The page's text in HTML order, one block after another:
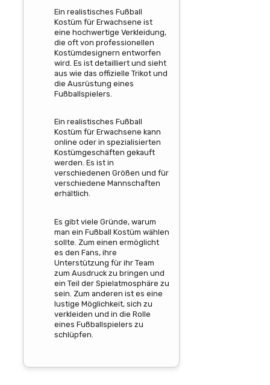
Ein realistisches Fußball
Kostüm für Erwachsene ist
eine hochwertige Verkleidung,
die oft von professionellen
Kostümdesignern entworfen
wird. Es ist detailliert und sieht
aus wie das offizielle Trikot und
die Ausrüstung eines
Fußballspielers.
Ein realistisches Fußball
Kostüm für Erwachsene kann
online oder in spezialisierten
Kostümgeschäften gekauft
werden. Es ist in
verschiedenen Größen und für
verschiedene Mannschaften
erhältlich.
Es gibt viele Gründe, warum
man ein Fußball Kostüm wählen
sollte. Zum einen ermöglicht
es den Fans, ihre
Unterstützung für ihr Team
zum Ausdruck zu bringen und
ein Teil der Spielatmosphäre zu
sein. Zum anderen ist es eine
lustige Möglichkeit, sich zu
verkleiden und in die Rolle
eines Fußballspielers zu
schlüpfen.